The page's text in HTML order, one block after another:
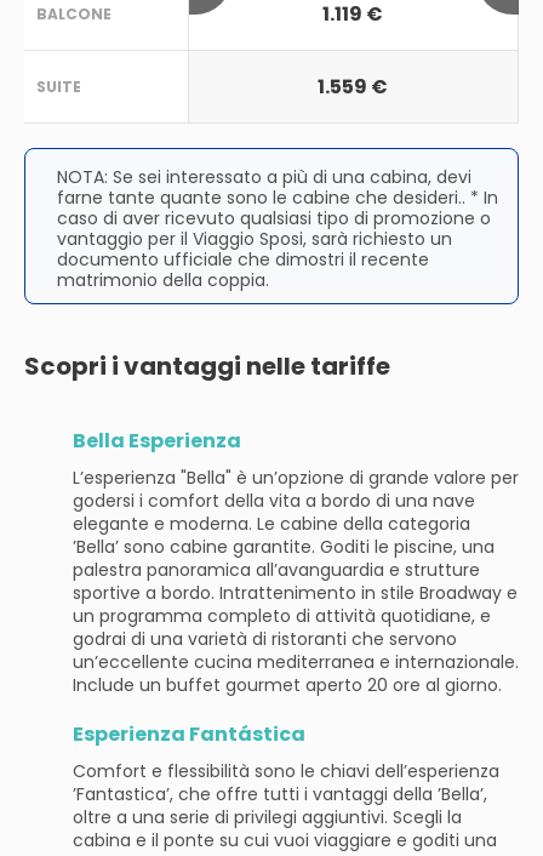
BALCONE
SUITE
1.119 €
1.559 €
NOTA: Se sei interessato a più di una cabina, devi
farne tante quante sono le cabine che desideri.. * In
caso di aver ricevuto qualsiasi tipo di promozione o
vantaggio per il Viaggio Sposi, sarà richiesto un
documento ufficiale che dimostri il recente
matrimonio della coppia.
Scopri i vantaggi nelle tariffe
Bella Esperienza
L’esperienza "Bella" è un’opzione di grande valore per
godersi i comfort della vita a bordo di una nave
elegante e moderna. Le cabine della categoria
’Bella’ sono cabine garantite. Goditi le piscine, una
palestra panoramica all’avanguardia e strutture
sportive a bordo. Intrattenimento in stile Broadway e
un programma completo di attività quotidiane, e
godrai di una varietà di ristoranti che servono
un’eccellente cucina mediterranea e internazionale.
Include un buffet gourmet aperto 20 ore al giorno.
Esperienza Fantástica
Comfort e flessibilità sono le chiavi dell’esperienza
’Fantastica’, che offre tutti i vantaggi della ’Bella’,
oltre a una serie di privilegi aggiuntivi. Scegli la
cabina e il ponte su cui vuoi viaggiare e goditi una